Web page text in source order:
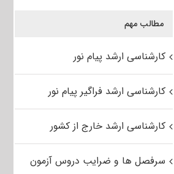
مطالب مهم
کارشناسی ارشد پیام نور
کارشناسی ارشد فراگیر پیام نور
کارشناسی ارشد خارج از کشور
سرفصل ها و ضرایب دروس آزمون